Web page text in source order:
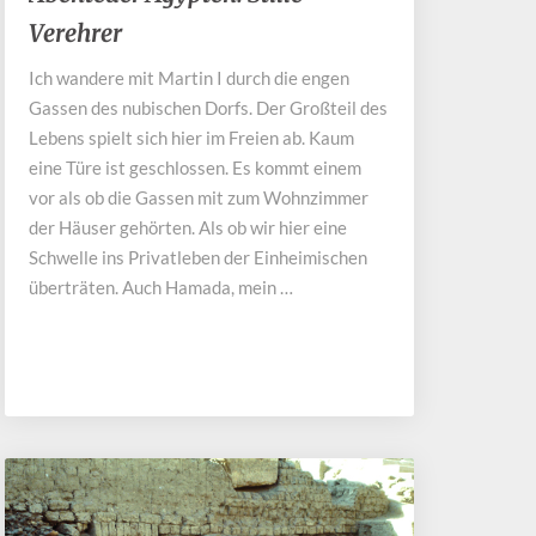
Ägypten:
Stille
Verehrer
Ich wandere mit Martin I durch die engen
Gassen des nubischen Dorfs. Der Großteil des
Lebens spielt sich hier im Freien ab. Kaum
eine Türe ist geschlossen. Es kommt einem
vor als ob die Gassen mit zum Wohnzimmer
der Häuser gehörten. Als ob wir hier eine
Schwelle ins Privatleben der Einheimischen
überträten. Auch Hamada, mein …